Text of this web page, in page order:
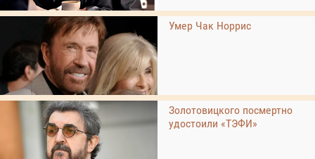
Умер Чак Норрис
Золотовицкого посмертно
удостоили «ТЭФИ»